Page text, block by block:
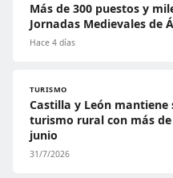
Más de 300 puestos y
Jornadas Medievales de
Hace 4 días
TURISMO
Castilla y León mantiene
turismo rural con más
junio
31/7/2026